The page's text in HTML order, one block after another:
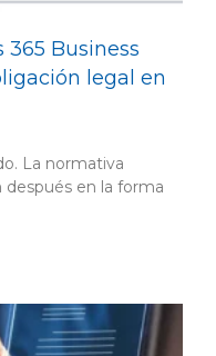
Business
legal en
La normativa
después en la forma